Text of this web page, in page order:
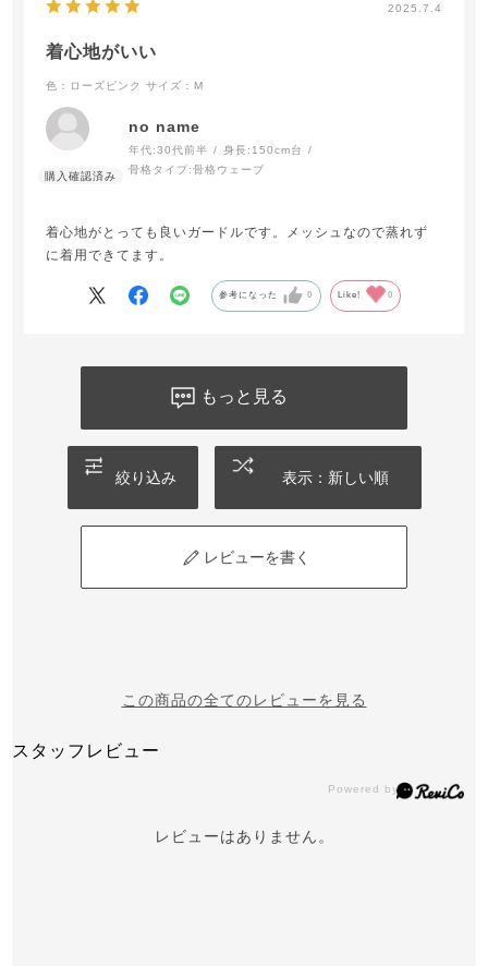
2025.7.4
着心地がいい
色：ローズピンク サイズ：M
no name
年代:30代前半 身長: 150cm台
骨格タイプ:骨格ウェーブ
着心地がとっても良いガードルです。メッシュなので蒸れず
に着用できてます。
参考になった 0 Like! 0
もっと見る
絞り込み 表示：新しい順
レビューを書く
この商品の全てのレビューを見る
スタッフレビュー
レビューはありません。